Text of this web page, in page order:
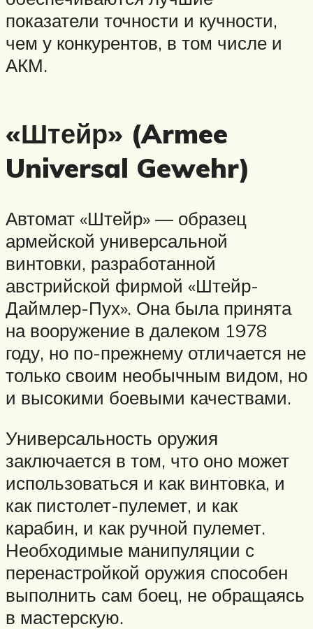
показатели точности и кучности,
чем у конкурентов, в том числе и
АКМ.
«Штейр» (Armee
Universal Gewehr)
Автомат «Штейр» — образец
армейской универсальной
винтовки, разработанной
австрийской фирмой «Штейр-
Даймлер-Пух». Она была принята
на вооружение в далеком 1978
году, но по-прежнему отличается не
только своим необычным видом, но
и высокими боевыми качествами.
Универсальность оружия
заключается в том, что оно может
использоваться и как винтовка, и
как пистолет-пулемет, и как
карабин, и как ручной пулемет.
Необходимые манипуляции с
перенастройкой оружия способен
выполнить сам боец, не обращаясь
в мастерскую.